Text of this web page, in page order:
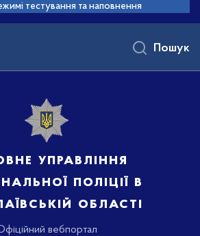
тестування та наповнення
управління
поліції в
області
вебпортал
Пошук